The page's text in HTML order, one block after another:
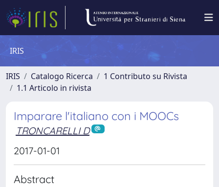
IRIS
IRIS Catalogo Ricerca
1 Contributo su Rivista
1.1 Articolo in rivista
Imparare l'italiano con i MOOCs
TRONCARELLI D
2017-01-01
Abstract